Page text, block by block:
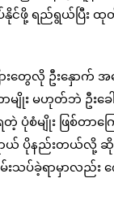
င်ဖို့ ရည်ရွယ်ပြီး ထု
ြားတွေလို ဦးနှော
း မဟုတ်ဘဲ ဦးခေါ
ပုံစံမျိုး ဖြစ်တာက
ရာယ် ပိုနည်းတယ်လို့
းသပ်ခဲ့ရာမှာလည်း